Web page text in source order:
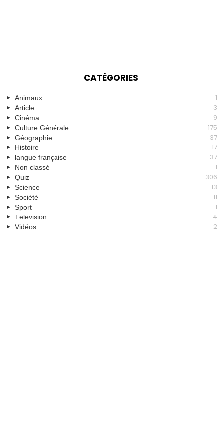
CATÉGORIES
Animaux 1
Article 3
Cinéma 9
Culture Générale 175
Géographie 37
Histoire 17
langue française 37
Non classé 1
Quiz 306
Science 13
Société 11
Sport 1
Télévision 4
Vidéos 2